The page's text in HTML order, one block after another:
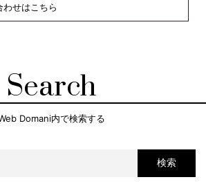
わせはこちら
Search
Domani内で検索する
検索